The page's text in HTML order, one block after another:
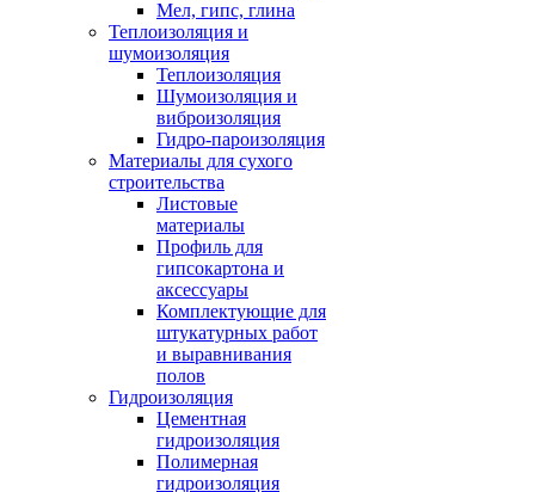
Мел, гипс, глина
Теплоизоляция и
шумоизоляция
Теплоизоляция
Шумоизоляция и
виброизоляция
Гидро-пароизоляция
Материалы для сухого
строительства
Листовые
материалы
Профиль для
гипсокартона и
аксессуары
Комплектующие для
штукатурных работ
и выравнивания
полов
Гидроизоляция
Цементная
гидроизоляция
Полимерная
гидроизоляция